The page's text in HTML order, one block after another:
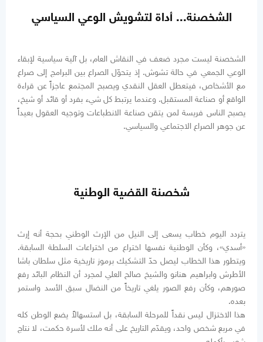
الشخصنة... أداة لتشويش الوعي السياسي
الشخصنة ليست مجرد ضعف في النقاش العام، بل آلية سياسية لإبقاء
الوعي الجمعي في حالة تشوش. إذ يتحوّل الصراع بين البرامج إلى صراع
مع الأشخاص، فيتعطل العقل النقدي ويصبح المجتمع عاجزاً عن قراءة
الواقع أو صناعة المستقبل. وعندما يرتبط كل شيء بفرد أو قائد أو شيخ،
يصبح الناس فريسة لمن يتقن صناعة الانطباعات وتوجيه العقول بعيداً
عن جوهر الصراع الاجتماعي والسياسي.
شخصنة القضية الوطنية
يتردد اليوم خطاب يسعى إلى النيل من الإرث الوطني بحجة أنه إرث
«أسدي»، وكأن الوطنية نفسها اختراع من اختراعات السلطة السابقة.
ويتطور هذا الخطاب ليصل حدّ التشكيك برموز تاريخية مثل سلطان باشا
الأطرش وابراهيم هنانو والشيخ صالح العلي لمجرد أن النظام البائد رفع
صورهم، وكأن رفع الصور يلغي تاريخاً من النضال سبق الأسد واستمر
بعده.
هذا الاختزال ليس نقداً للمرحلة السابقة، بل استسهالاً يضع الوطن كله
في مربع شخص واحد، ويقدّم التاريخ على أنه ملك لأسرة حكمت، لا نتاج